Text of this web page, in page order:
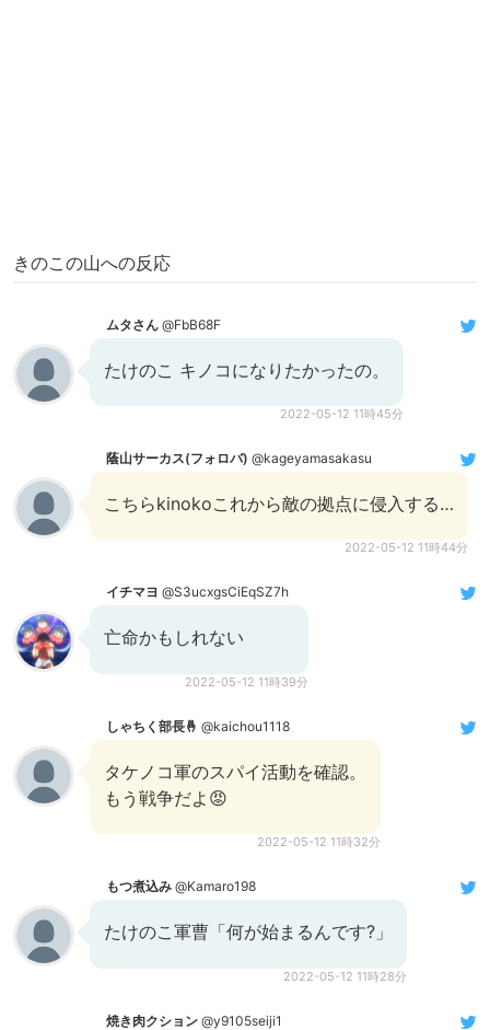
きのこの山への反応
ムタさん @FbB68F
たけのこ キノコになりたかったの。
2022-05-12 11時45分
蔭山サーカス(フォロバ) @kageyamasakasu
こちらkinokoこれから敵の拠点に侵入する…
2022-05-12 11時44分
イチマヨ @S3ucxgsCiEqSZ7h
亡命かもしれない
2022-05-12 11時39分
しゃちく部長🤞 @kaichou1118
タケノコ軍のスパイ活動を確認。
もう戦争だよ😡
2022-05-12 11時32分
もつ煮込み @Kamaro198
たけのこ軍曹「何が始まるんです?」
2022-05-12 11時28分
焼き肉クション @y9105seiji1